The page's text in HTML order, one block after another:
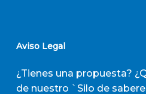
Aviso Legal
¿Tienes una propuesta?
de nuestro `Silo de